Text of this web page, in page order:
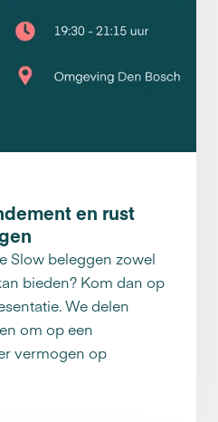
en rust
Slow beleggen zowel
bieden? Kom dan op
We delen
om op een
vermogen op